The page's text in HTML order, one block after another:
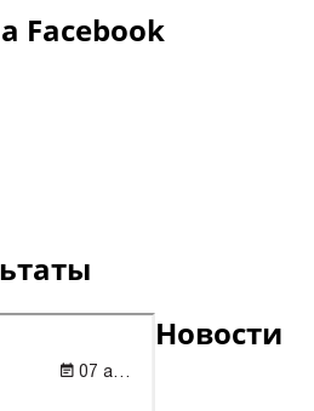
Facebook
Новости